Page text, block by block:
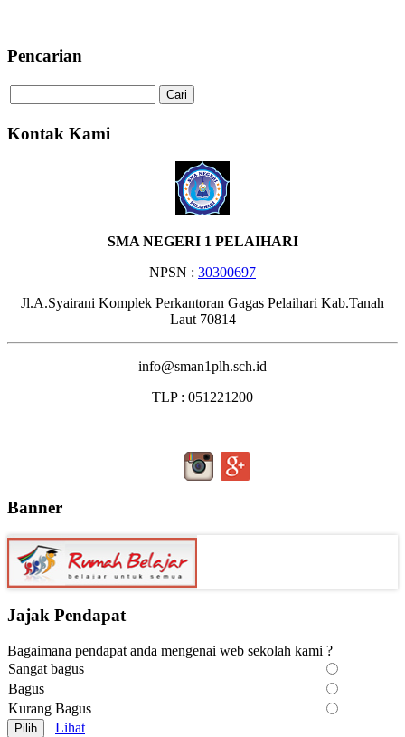
Pencarian
Kontak Kami
SMA NEGERI 1 PELAIHARI
NPSN : 30300697
Jl.A.Syairani Komplek Perkantoran Gagas Pelaihari Kab.Tanah
Laut 70814
info@sman1plh.sch.id
TLP : 051221200
Banner
Jajak Pendapat
Bagaimana pendapat anda mengenai web sekolah kami ?
Sangat bagus
Bagus
Kurang Bagus
Lihat